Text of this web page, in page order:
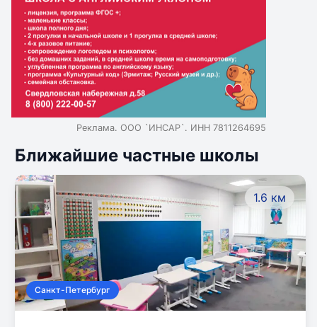
Реклама. ООО `ИНСАР`. ИНН 7811264695
Ближайшие частные школы
1.6 км
Санкт-Петербург